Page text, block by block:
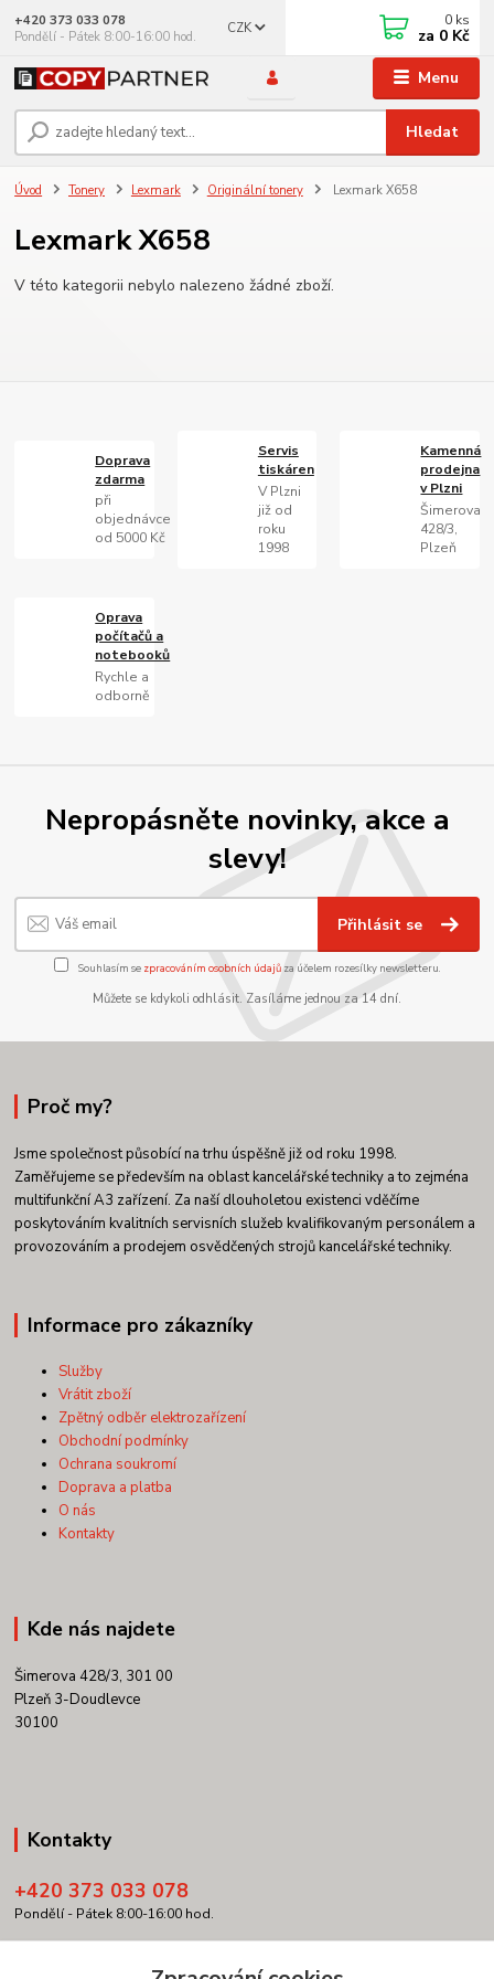
Menu
CZK
Hledat
+420 373 033 078
Pondělí - Pátek 8:00-16:00 hod.
0 ks
za 0 Kč
Úvod Tonery Lexmark Originální tonery Lexmark X658
Lexmark X658
V této kategorii nebylo nalezeno žádné zboží.
Doprava
zdarma
při
objednávce
od 5000 Kč
Servis
tiskáren
V Plzni
již od
roku
1998
Kamenná
prodejna
v Plzni
Šimerova
428/3,
Plzeň
Oprava
počítačů a
notebooků
Rychle a
odborně
Nepropásněte novinky, akce a
slevy!
Přihlásit se
Souhlasím se zpracováním osobních údajůza účelem rozesílky newsletteru.
Můžete se kdykoli odhlásit. Zasíláme jednou za 14 dní.
Proč my?
Jsme společnost působící na trhu úspěšně již od roku 1998.
Zaměřujeme se především na oblast kancelářské techniky a to zejména
multifunkční A3 zařízení. Za naší dlouholetou existenci vděčíme
poskytováním kvalitních servisních služeb kvalifikovaným personálem a
provozováním a prodejem osvědčených strojů kancelářské techniky.
Informace pro zákazníky
Služby
Vrátit zboží
Zpětný odběr elektrozařízení
Obchodní podmínky
Ochrana soukromí
Doprava a platba
O nás
Kontakty
Kde nás najdete
Šimerova 428/3, 301 00
Plzeň 3-Doudlevce
30100
Kontakty
+420 373 033 078
Pondělí - Pátek 8:00-16:00 hod.